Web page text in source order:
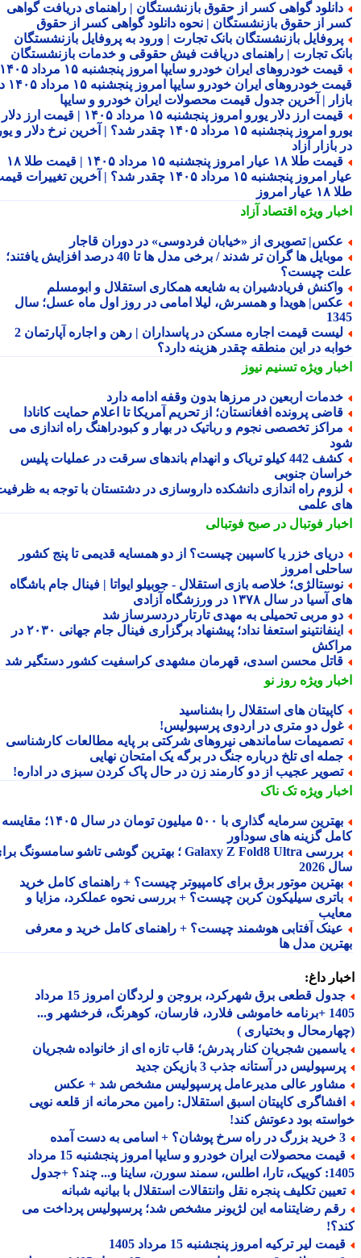
گواهی کسر از حقوق بازنشستگان | راهنمای دریافت گواهی
از حقوق بازنشستگان | نحوه دانلود گواهی کسر از حقوق
بازنشستگان بانک تجارت | ورود به پروفایل بازنشستگان
تجارت | راهنمای دریافت فیش حقوقی و خدمات بازنشستگان
قیمت خودروهای ایران خودرو سایپا امروز پنجشنبه ۱۵ مرداد ۱۴۰۵ |
قیمت خودروهای ایران خودرو سایپا امروز پنجشنبه ۱۵ مرداد ۱۴۰۵ در
| آخرین جدول قیمت محصولات ایران خودرو و سایپا
قیمت ارز دلار یورو امروز پنجشنبه ۱۵ مرداد ۱۴۰۵ | قیمت ارز دلار
یورو امروز پنجشنبه ۱۵ مرداد ۱۴۰۵ چقدر شد؟ | آخرین نرخ دلار و یورو
آزاد
قیمت طلا ۱۸ عیار امروز پنجشنبه ۱۵ مرداد ۱۴۰۵ | قیمت طلا ۱۸
عیار امروز پنجشنبه ۱۵ مرداد ۱۴۰۵ چقدر شد؟ | آخرین تغییرات قیمت
امروز
ویژهاقتصاد آزاد
تصویری از «خیابان فردوسی» در دوران قاجار
موبایل ها گران تر شدند / برخی مدل ها تا 40 درصد افزایش یافتند؛
چیست؟
فریادشیران به شایعه همکاری استقلال و ابومسلم
هویدا و همسرش، لیلا امامی در روز اول ماه عسل؛ سال
لیست قیمت اجاره مسکن در پاسداران | رهن و اجاره آپارتمان 2
در این منطقه چقدر هزینه دارد؟
ویژهتسنیم نیوز
اربعین در مرزها بدون وقفه ادامه دارد
پرونده افغانستان؛ از تحریم آمریکا تا اعلام حمایت کانادا
تخصصی نجوم و رباتیک در بهار و کبودراهنگ راه اندازی می
کشف 442 کیلو تریاک و انهدام باندهای سرقت در عملیات پلیس
جنوبی
راه اندازی دانشکده داروسازی در دشتستان با توجه به ظرفیت
علمی
فوتبال در صبح فوتبالی
خزر یا کاسپین چیست؟ از دو همسایه قدیمی تا پنج کشور
امروز
خلاصه بازی استقلال - جوبیلو ایواتا | فینال جام باشگاه
در سال ۱۳۷۸ در ورزشگاه آزادی
مربی تحمیلی به مهدی تارتار دردسرساز شد
اینفانتینو استعفا نداد؛ پیشنهاد برگزاری فینال جام جهانی ۲۰۳۰ در
محسن اسدی، قهرمان مشهدی کراسفیت کشور دستگیر شد
ویژهروز نو
های استقلال را بشناسید
دو متری در اردوی پرسپولیس!
ساماندهی نیروهای شرکتی بر پایه مطالعات کارشناسی
ای تلخ درباره جنگ در برگه یک امتحان نهایی
عجیب از دو کارمند زن در حال پاک کردن سبزی در اداره!
ویژهتک ناک
بهترین سرمایه گذاری با ۵۰۰ میلیون تومان در سال ۱۴۰۵؛ مقایسه
گزینه های سودآور
بررسی Galaxy Z Fold8 Ultra ؛ بهترین گوشی تاشو سامسونگ برای
2026
موتور برق برای کامپیوتر چیست؟ + راهنمای کامل خرید
سیلیکون کربن چیست؟ + بررسی نحوه عملکرد، مزایا و
آفتابی هوشمند چیست؟ + راهنمای کامل خرید و معرفی
مدل ها
داغ:
جدول قطعی برق شهرکرد، بروجن و لردگان امروز 15 مرداد
1405 +برنامه خاموشی فلارد، فارسان، کوهرنگ، فرخشهر و...
و بختیاری )
شجریان کنار پدرش؛ قاب تازه ای از خانواده شجریان
در آستانه جذب 3 بازیکن جدید
عالی مدیرعامل پرسپولیس مشخص شد + عکس
کاپیتان اسبق استقلال: رامین محرمانه از قلعه نویی
بود دعوتش کند!
قیمت محصولات ایران خودرو و سایپا امروز پنجشنبه 15 مرداد
ساینا و... چند؟ +جدول
تکلیف پنجره نقل وانتقالات استقلال با بیانیه شبانه
رضایتنامه این لژیونر مشخص شد؛ پرسپولیس پرداخت می
لیر ترکیه امروز پنجشنبه 15 مرداد 1405